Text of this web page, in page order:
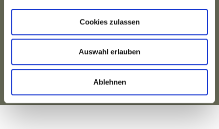
Cookies zulassen
Auswahl erlauben
Ablehnen
100% Datensicherheit garantiert. Deine E-Mail wird nur verwendet, um
dir Masterclass-relevante Informationen zu senden. Hier findest du
Datenschutzerklärung. Du hast dich angemeldet, aber erhältst